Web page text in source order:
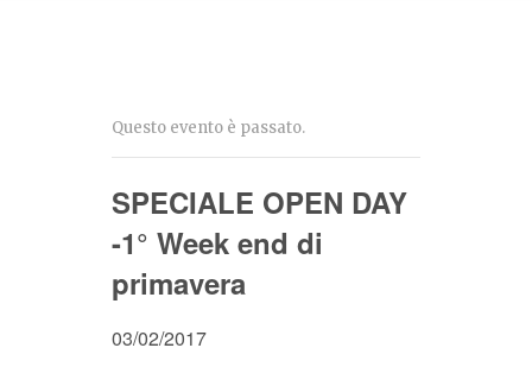
Questo evento è passato.
SPECIALE OPEN DAY
-1° Week end di
primavera
03/02/2017